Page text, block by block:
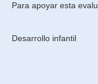
Para apoyar esta
Desarrollo infantil